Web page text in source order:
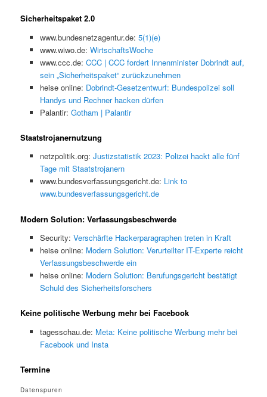
Sicherheitspaket 2.0
www.bundesnetzagentur.de: 5(1)(e)
www.wiwo.de: WirtschaftsWoche
www.ccc.de: CCC | CCC fordert Innenminister Dobrindt auf,
sein „Sicherheitspaket“ zurückzunehmen
heise online: Dobrindt-Gesetzentwurf: Bundespolizei soll
Handys und Rechner hacken dürfen
Palantir: Gotham | Palantir
Staatstrojanernutzung
netzpolitik.org: Justizstatistik 2023: Polizei hackt alle fünf
Tage mit Staatstrojanern
www.bundesverfassungsgericht.de: Link to
www.bundesverfassungsgericht.de
Modern Solution: Verfassungsbeschwerde
Security: Verschärfte Hackerparagraphen treten in Kraft
heise online: Modern Solution: Verurteilter IT-Experte reicht
Verfassungsbeschwerde ein
heise online: Modern Solution: Berufungsgericht bestätigt
Schuld des Sicherheitsforschers
Keine politische Werbung mehr bei Facebook
tagesschau.de: Meta: Keine politische Werbung mehr bei
Facebook und Insta
Termine
Datenspuren